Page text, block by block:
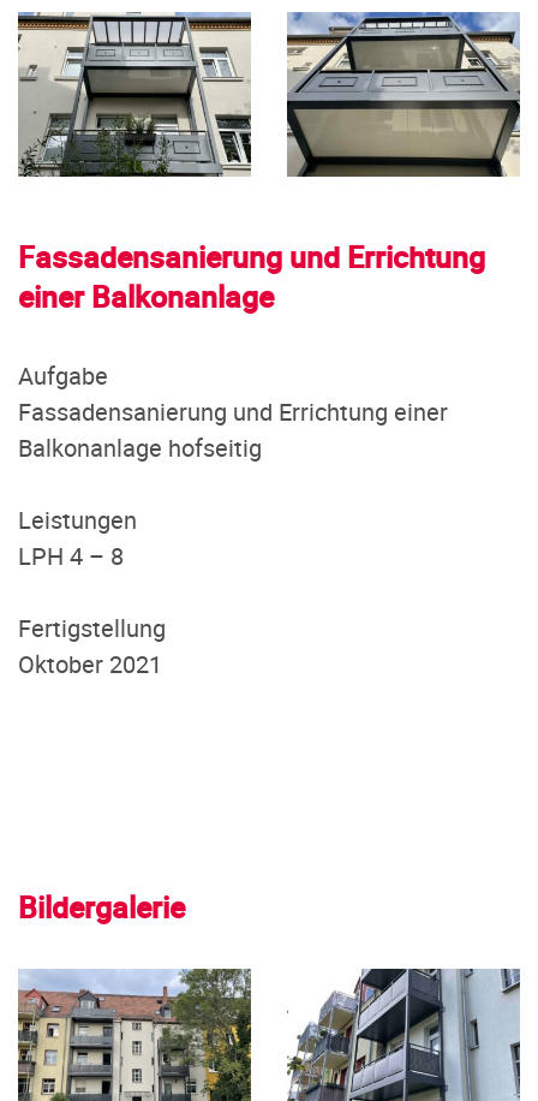
Fassadensanierung und Errichtung
einer Balkonanlage
Aufgabe
Fassadensanierung und Errichtung einer
Balkonanlage hofseitig
Leistungen
LPH 4 – 8
Fertigstellung
Oktober 2021
Bildergalerie